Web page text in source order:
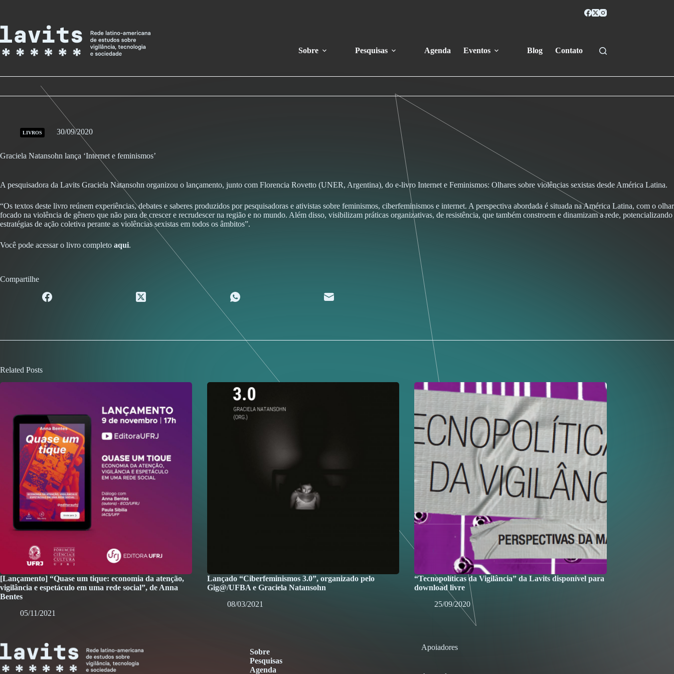
Sobre Pesquisas Agenda Eventos Blog Contato
LIVROS 30/09/2020
Graciela Natansohn lança ‘Internet e feminismos’
A pesquisadora da Lavits Graciela Natansohn organizou o lançamento, junto com Florencia Rovetto (UNER, Argentina), do e-livro Internet e Feminismos: Olhares sobre violências sexistas desde América Latina.
“Os textos deste livro reúnem experiências, debates e saberes produzidos por pesquisadoras e ativistas sobre feminismos, ciberfeminismos e internet. A perspectiva abordada é situada na América Latina, com o olhar
focado na violência de gênero que não para de crescer e recrudescer na região e no mundo. Além disso, visibilizam práticas organizativas, de resistência, que também constroem e dinamizam a rede, potencializando
estratégias de ação coletiva perante as violências sexistas em todos os âmbitos”.
Você pode acessar o livro completo aqui.
Compartilhe
Related Posts
[Lançamento] “Quase um tique: economia da atenção,
vigilância e espetáculo em uma rede social”, de Anna
Bentes
05/11/2021
Lançado “Ciberfeminismos 3.0”, organizado pelo
Gig@/UFBA e Graciela Natansohn
08/03/2021
“Tecnopolíticas da Vigilância” da Lavits disponível para
download livre
25/09/2020
Sobre
Pesquisas
Agenda
Apoiadores